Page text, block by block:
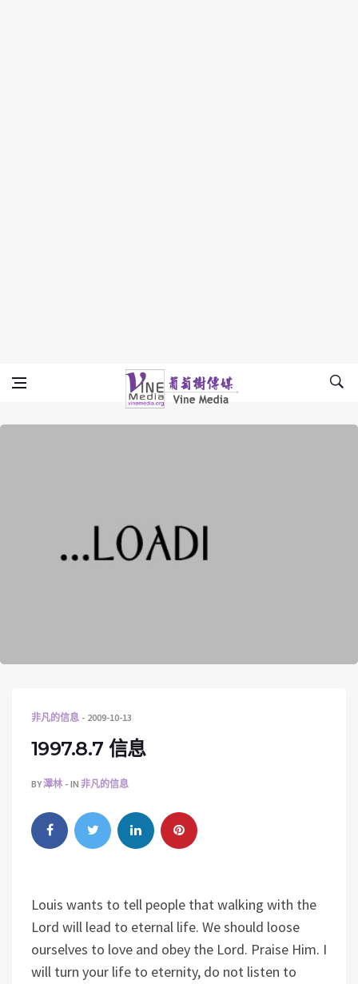
Vine Media
葡萄樹傳媒
非凡的信息 2009-10-13
1997.8.7 信息
BY澤林 IN 非凡的信息
Louis wants to tell people that walking with the
Lord will lead to eternal life. We should loose
ourselves to love and obey the Lord. Praise Him. I
will turn your life to eternity, do not listen to